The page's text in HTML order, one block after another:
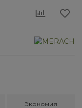
Экономия